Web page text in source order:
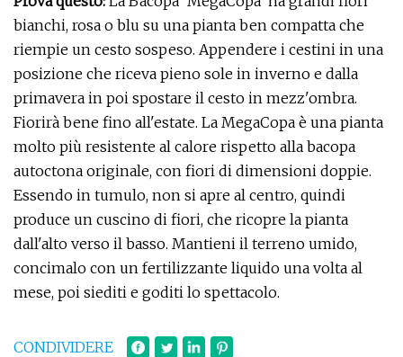
bianchi, rosa o blu su una pianta ben compatta che
riempie un cesto sospeso. Appendere i cestini in una
posizione che riceva pieno sole in inverno e dalla
primavera in poi spostare il cesto in mezz'ombra.
Fiorirà bene fino all'estate. La MegaCopa è una pianta
molto più resistente al calore rispetto alla bacopa
autoctona originale, con fiori di dimensioni doppie.
Essendo in tumulo, non si apre al centro, quindi
produce un cuscino di fiori, che ricopre la pianta
dall'alto verso il basso. Mantieni il terreno umido,
concimalo con un fertilizzante liquido una volta al
mese, poi siediti e goditi lo spettacolo.
CONDIVIDERE